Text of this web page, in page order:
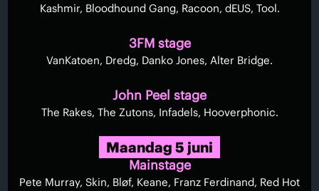
Kashmir, Bloodhound Gang, Racoon, dEUS, Tool.
3FM stage
VanKatoen, Dredg, Danko Jones, Alter Bridge.
John Peel stage
The Rakes, The Zutons, Infadels, Hooverphonic.
Maandag 5 juni
Mainstage
Pete Murray, Skin, Bløf, Keane, Franz Ferdinand, Red Hot